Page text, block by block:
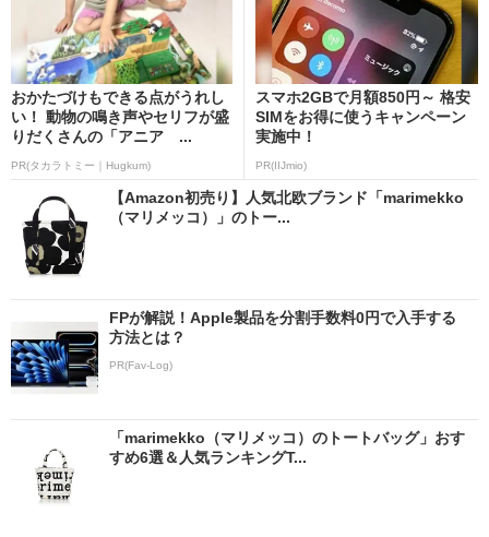
おかたづけもできる点がうれし
い！ 動物の鳴き声やセリフが盛
りだくさんの「アニア ...
PR(タカラトミー｜Hugkum)
スマホ2GBで月額850円～ 格安
SIMをお得に使うキャンペーン
実施中！
PR(IIJmio)
【Amazon初売り】人気北欧ブランド「marimekko
（マリメッコ）」のトー...
FPが解説！Apple製品を分割手数料0円で入手する
方法とは？
PR(Fav-Log)
「marimekko（マリメッコ）のトートバッグ」おす
すめ6選＆人気ランキングT...